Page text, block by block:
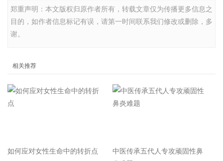
郑重声明：本文版权归原作者所有，转载文章仅为传播更多信息之
目的，如作者信息标记有误，请第一时间联系我们修改或删除，多
谢。
相关推荐
如何应对女性生命中的转折点
中医传承五代人专攻顽固性鼻